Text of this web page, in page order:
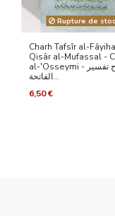
Rupture de
Charh Tafsîr al-
Qisâr al-Mufassal -
al-'Osseymi - شرح تفسير
الفاتحة...
6,50 €